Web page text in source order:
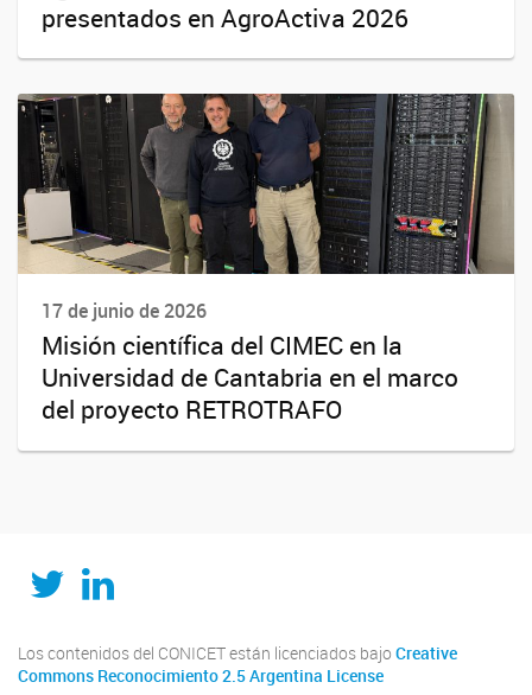
presentados en AgroActiva 2026
17 de junio de 2026
Misión científica del CIMEC en la
Universidad de Cantabria en el marco
del proyecto RETROTRAFO
TwitterLinkedIn
Los contenidos del CONICET están licenciados bajo Creative
Commons Reconocimiento 2.5 Argentina License